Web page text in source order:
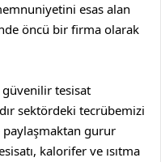
esas alan
öncü bir firma olarak
tesisat
sektördeki tecrübemizi
paylaşmaktan gurur
kalorifer ve ısıtma